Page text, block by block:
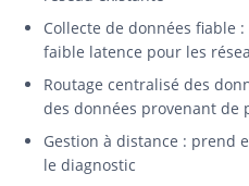
Collecte de données fiable
faible latence pour les
Routage centralisé des
des données provenant de
Gestion à distance : prend
le diagnostic